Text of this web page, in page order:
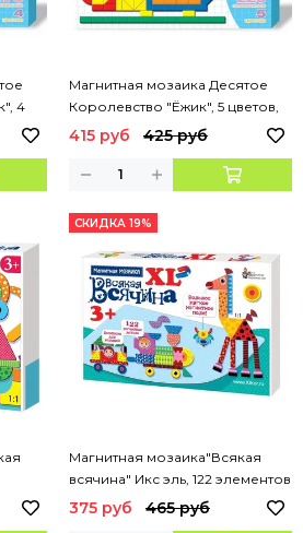
4
Магнитная мозаика Десятое
Королевство "Ёжик", 5 цветов,
220 элементов
415 руб 425 руб
СКИДКА 19%
Магнитная мозаика"Всякая
всячина" Икс эль, 122 элементов
375 руб 465 руб